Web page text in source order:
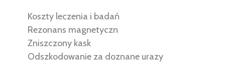
Koszty leczenia i badań
Rezonans magnetyczn
Zniszczony kask
Odszkodowanie za doznane urazy